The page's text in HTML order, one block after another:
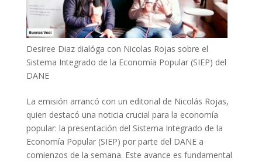
Desiree Diaz dialóga con Nicolas Rojas sobre el
Sistema Integrado de la Economía Popular (SIEP) del
DANE
La emisión arrancó con un editorial de Nicolás Rojas,
quien destacó una noticia crucial para la economía
popular: la presentación del Sistema Integrado de la
Economía Popular (SIEP) por parte del DANE a
comienzos de la semana. Este avance es fundamental